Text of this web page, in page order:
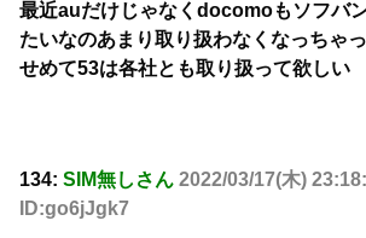
最近auだけじゃなくdocomoもソフバ
たいなのあまり取り扱わなくなっちゃ
せめて53は各社とも取り扱って欲しい
134: SIM無しさん 2022/03/17(木)
ID:go6jJgk7